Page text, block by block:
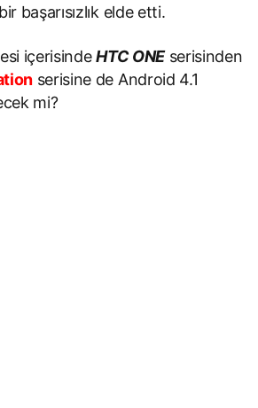
başarısızlık elde etti.
içerisindeHTC ONEserisinden
serisine de Android 4.1
mi?